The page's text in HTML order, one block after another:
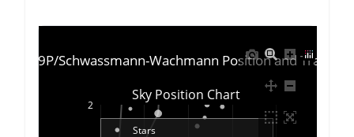
2
Stars
29P/Schwassmann-Wachmann Position and Trace
Sky Position Chart